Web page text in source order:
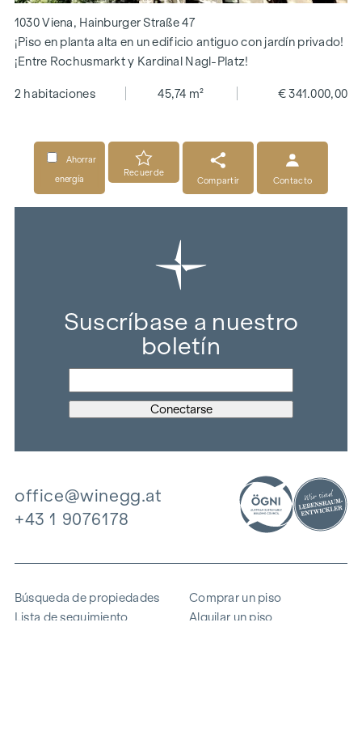
1030 Viena, Hainburger Straße 47
¡Piso en planta alta en un edificio antiguo con jardín privado!
¡Entre Rochusmarkt y Kardinal Nagl-Platz!
2 habitaciones 45,74 m² € 341.000,00
Ahorrar
energía
Recuerde
Compartir
Contacto
Suscríbase a nuestro
boletín
office@winegg.at
+43 1 9076178
Búsqueda de propiedades
Lista de seguimiento
Comprar un piso
Alquilar un piso